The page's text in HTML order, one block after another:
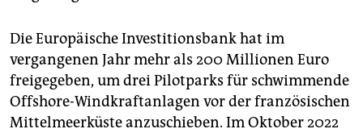
Die Europäische Investitionsbank hat im
vergangenen Jahr mehr als 200 Millionen Euro
freigegeben, um drei Pilotparks für schwimmende
Offshore-Windkraftanlagen vor der französischen
Mittelmeerküste anzuschieben. Im Oktober 2022